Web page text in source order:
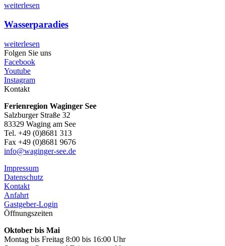
weiterlesen
Wasserparadies
weiterlesen
Folgen Sie uns
Facebook
Youtube
Instagram
Kontakt
Ferienregion Waginger See
Salzburger Straße 32
83329 Waging am See
Tel. +49 (0)8681 313
Fax +49 (0)8681 9676
info@waginger-see.de
Impressum
Datenschutz
Kontakt
Anfahrt
Gastgeber-Login
Öffnungszeiten
Oktober bis Mai
Montag bis Freitag 8:00 bis 16:00 Uhr